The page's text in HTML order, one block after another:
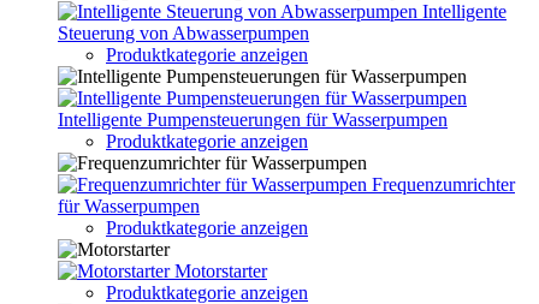
Intelligente
Steuerung von Abwasserpumpen
Produktkategorie anzeigen
Intelligente Pumpensteuerungen für Wasserpumpen
Produktkategorie anzeigen
Frequenzumrichter
für Wasserpumpen
Produktkategorie anzeigen
Motorstarter
Produktkategorie anzeigen